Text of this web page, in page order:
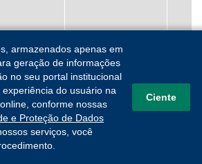
Contratação de pessoa
prestação de serviços
continuados de
limpeza, conservação
3 lotes,
6 itens.
armazenados apenas em
geração de informações
no seu portal institucional
do usuário na
conforme nossas
e Proteção de Dados
serviços, você
Ciente